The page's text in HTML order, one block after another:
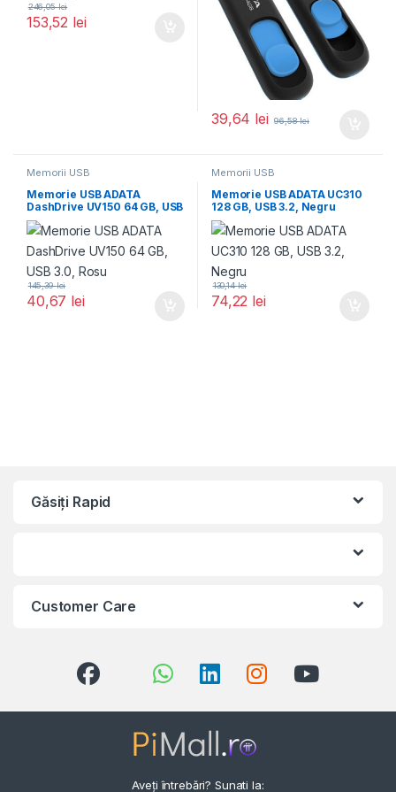
153,52 lei
246,05lei
39,64 lei 96,58lei
Memorii USB
Memorie USB ADATA
DashDrive UV150 64 GB, USB
3.0, Rosu
40,67 lei
145,39lei
Memorii USB
Memorie USB ADATA UC310
128 GB, USB 3.2, Negru
74,22 lei
130,14lei
Găsiți Rapid
Customer Care
Aveți întrebări? Sunati la: